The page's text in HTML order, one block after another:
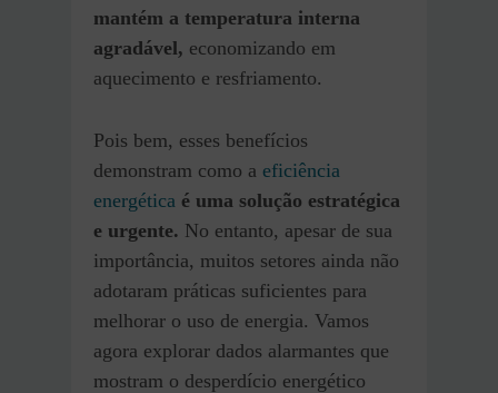
mantém a temperatura interna
agradável, economizando em
aquecimento e resfriamento.
Pois bem, esses benefícios
demonstram como a eficiência
energética é uma solução estratégica
e urgente. No entanto, apesar de sua
importância, muitos setores ainda não
adotaram práticas suficientes para
melhorar o uso de energia. Vamos
agora explorar dados alarmantes que
mostram o desperdício energético